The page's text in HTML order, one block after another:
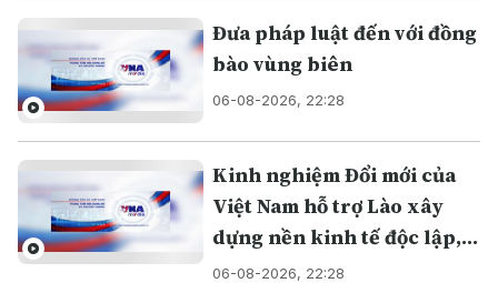
Đưa pháp luật đến với đồng
bào vùng biên
06-08-2026, 22:28
Kinh nghiệm Đổi mới của
Việt Nam hỗ trợ Lào xây
dựng nền kinh tế độc lập,
tự chủ
06-08-2026, 22:28